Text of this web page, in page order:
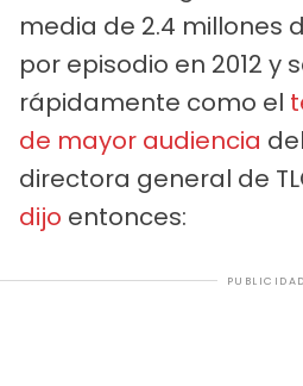
media de 2.4 millones
por episodio en 2012 y
rápidamente como el
de mayor audiencia
directora general de
dijo entonces:
PUBLICIDAD